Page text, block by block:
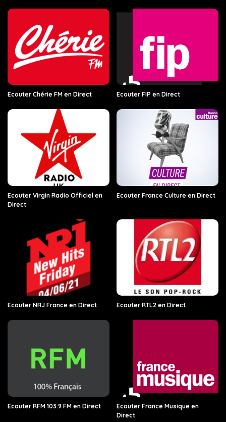
Ecouter Chérie FM en Direct Ecouter FIP en Direct
Ecouter Virgin Radio Officiel en
Direct
Ecouter France Culture en Direct
Ecouter NRJ France en Direct Ecouter RTL2 en Direct
Ecouter RFM 103.9 FM en Direct
Ecouter France Musique en
Direct